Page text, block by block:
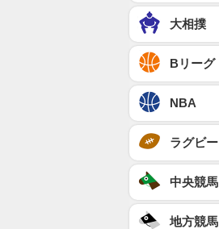
大相撲
Bリーグ
NBA
ラグビー
中央競馬
地方競馬